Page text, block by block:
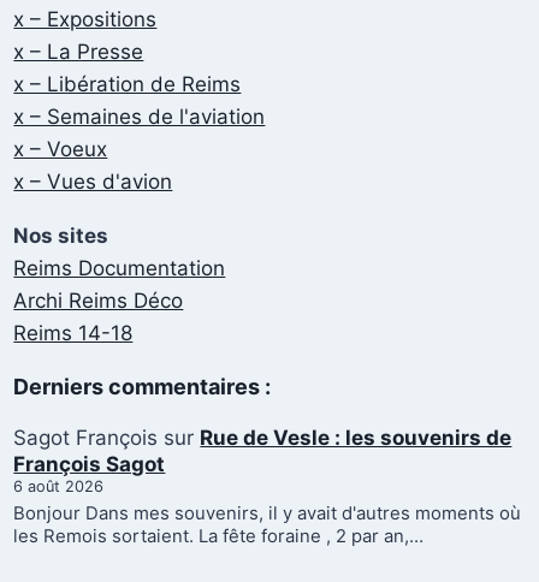
x – Expositions
x – La Presse
x – Libération de Reims
x – Semaines de l'aviation
x – Voeux
x – Vues d'avion
Nos sites
Reims Documentation
Archi Reims Déco
Reims 14-18
Derniers commentaires :
Sagot François sur Rue de Vesle : les souvenirs de
François Sagot
6 août 2026
Bonjour Dans mes souvenirs, il y avait d'autres moments où
les Remois sortaient. La fête foraine , 2 par an,…